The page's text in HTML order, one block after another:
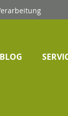
BLOG